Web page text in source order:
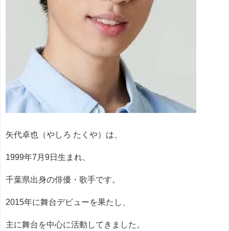
矢代卓也（やしろ たくや）は、
1999年7月9日生まれ、
千葉県出身の俳優・歌手です。
2015年に舞台デビューを果たし、
主に舞台を中心に活動してきました。